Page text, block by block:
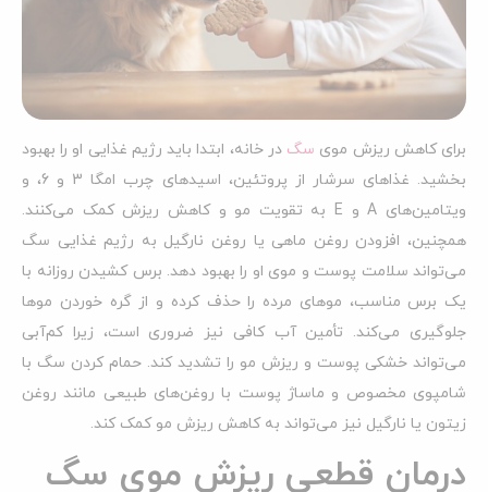
برای کاهش ریزش موی سگ در خانه، ابتدا باید رژیم غذایی او را بهبود
بخشید. غذاهای سرشار از پروتئین، اسیدهای چرب امگا 3 و 6، و
ویتامین‌های A و E به تقویت مو و کاهش ریزش کمک می‌کنند.
همچنین، افزودن روغن ماهی یا روغن نارگیل به رژیم غذایی سگ
می‌تواند سلامت پوست و موی او را بهبود دهد. برس کشیدن روزانه با
یک برس مناسب، موهای مرده را حذف کرده و از گره خوردن موها
جلوگیری می‌کند. تأمین آب کافی نیز ضروری است، زیرا کم‌آبی
می‌تواند خشکی پوست و ریزش مو را تشدید کند. حمام کردن سگ با
شامپوی مخصوص و ماساژ پوست با روغن‌های طبیعی مانند روغن
زیتون یا نارگیل نیز می‌تواند به کاهش ریزش مو کمک کند.
درمان قطعی ریزش موی سگ